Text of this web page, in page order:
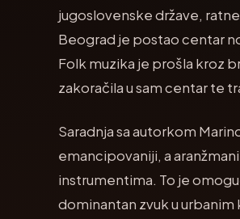
jugoslovenske države,
Beograd je postao centar
Folk muzika je prošla kroz
zakoračila u sam centar te
Saradnja sa autorkom
emancipovaniji, a
instrumentima. To je
dominantan zvuk u